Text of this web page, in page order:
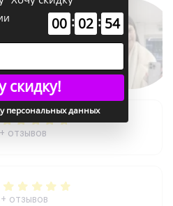
отзывов
отзывов
00 : 02 : 54
скидку!
персональных данных